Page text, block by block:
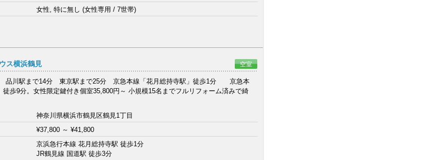
女性, 特に無し (女性専用 / 7世帯)
ス横浜鶴見 空室
品川駅まで14分 東京駅まで25分 京急本線「花月総持寺駅」徒歩1分 京急本
徒歩9分。女性限定鍵付き個室35,800円～ 小規模15名までフルリフォーム済みで綺
神奈川県横浜市鶴見区鶴見1丁目
¥37,800 ～¥41,800
京浜急行本線 花月総持寺駅 徒歩1分
JR鶴見線 国道駅 徒歩3分